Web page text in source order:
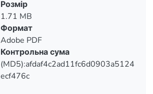
Розмір
1.71 MB
Формат
Adobe PDF
Контрольна сума
(MD5):afdaf4c2ad11fc6d0903a5124
ecf476c